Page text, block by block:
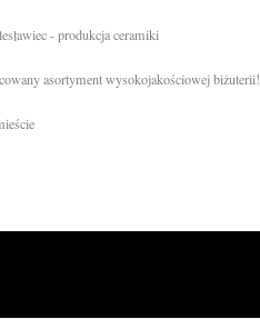
- produkcja ceramiki
asortyment wysokojakościowej biżuterii!